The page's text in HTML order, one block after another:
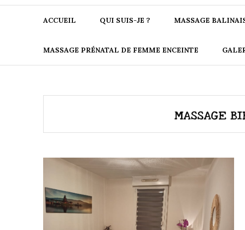
ACCUEIL QUI SUIS-JE ? MASSAGE
MASSAGE PRÉNATAL DE FEMME ENCEINTE
MASSAGE